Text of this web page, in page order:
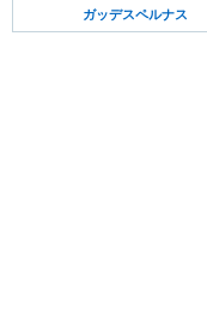
ガッデスペルナス